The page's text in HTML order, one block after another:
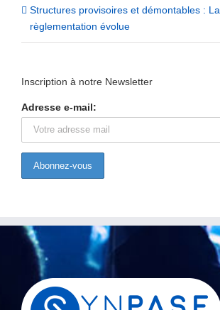
Structures provisoires et démontables : La
règlementation évolue
Inscription à notre Newsletter
Adresse e-mail: